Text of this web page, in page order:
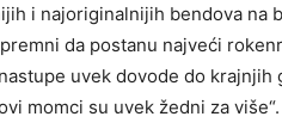
i najoriginalnijih bendova na
da postanu najveći
uvek dovode do krajnjih
momci su uvek žedni za više“.